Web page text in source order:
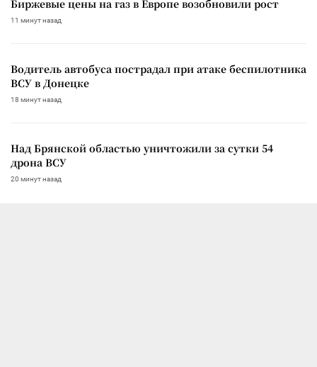
Биржевые цены на газ в Европе возобновили рост
11 минут назад
Водитель автобуса пострадал при атаке беспилотника
ВСУ в Донецке
18 минут назад
Над Брянской областью уничтожили за сутки 54
дрона ВСУ
20 минут назад